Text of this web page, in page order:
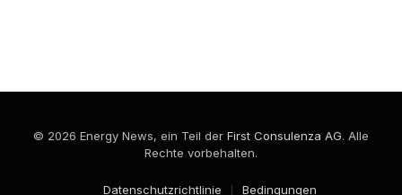
© 2026 Energy News, ein Teil der First Consulenza AG. Alle
Rechte vorbehalten.
Datenschutzrichtlinie Bedingungen